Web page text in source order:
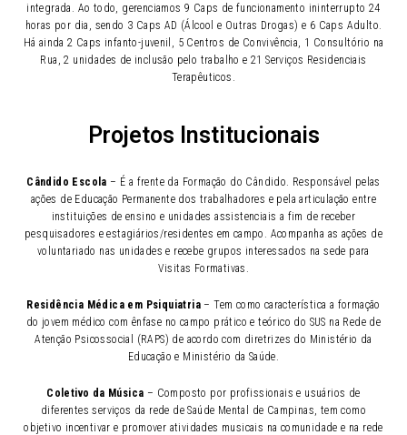
integrada. Ao todo, gerenciamos 9 Caps de funcionamento ininterrupto 24
horas por dia, sendo 3 Caps AD (Álcool e Outras Drogas) e 6 Caps Adulto.
Há ainda 2 Caps infanto-juvenil, 5 Centros de Convivência, 1 Consultório na
Rua, 2 unidades de inclusão pelo trabalho e 21 Serviços Residenciais
Terapêuticos.
Projetos Institucionais
Cândido Escola – É a frente da Formação do Cândido. Responsável pelas
ações de Educação Permanente dos trabalhadores e pela articulação entre
instituições de ensino e unidades assistenciais a fim de receber
pesquisadores e estagiários/residentes em campo. Acompanha as ações de
voluntariado nas unidades e recebe grupos interessados na sede para
Visitas Formativas.
Residência Médica em Psiquiatria – Tem como característica a formação
do jovem médico com ênfase no campo prático e teórico do SUS na Rede de
Atenção Psicossocial (RAPS) de acordo com diretrizes do Ministério da
Educação e Ministério da Saúde.
Coletivo da Música – Composto por profissionais e usuários de
diferentes serviços da rede de Saúde Mental de Campinas, tem como
objetivo incentivar e promover atividades musicais na comunidade e na rede